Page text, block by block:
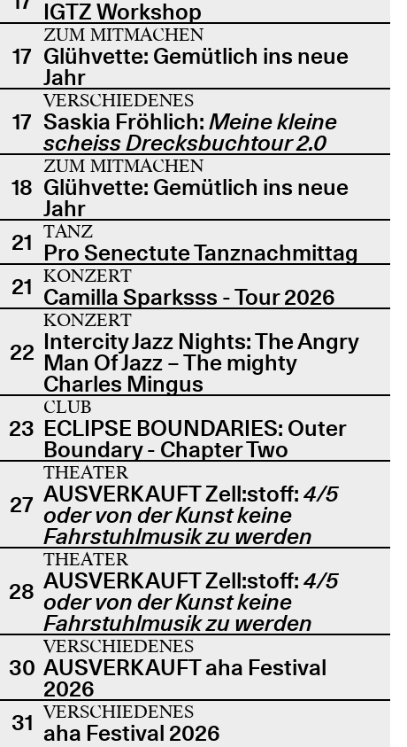
IGTZ Workshop
17
ZUM MITMACHEN
Glühvette: Gemütlich ins neue
Jahr
17
VERSCHIEDENES
Saskia Fröhlich: Meine kleine
scheiss Drecksbuchtour 2.0
18
ZUM MITMACHEN
Glühvette: Gemütlich ins neue
Jahr
21 TANZ
Pro Senectute Tanznachmittag
21 KONZERT
Camilla Sparksss - Tour 2026
22
KONZERT
Intercity Jazz Nights: The Angry
Man Of Jazz – The mighty
Charles Mingus
23
CLUB
ECLIPSE BOUNDARIES: Outer
Boundary - Chapter Two
27
THEATER
AUSVERKAUFT Zell:stoff: 4/5
oder von der Kunst keine
Fahrstuhlmusik zu werden
28
THEATER
AUSVERKAUFT Zell:stoff: 4/5
oder von der Kunst keine
Fahrstuhlmusik zu werden
30
VERSCHIEDENES
AUSVERKAUFT aha Festival
2026
31 VERSCHIEDENES
aha Festival 2026